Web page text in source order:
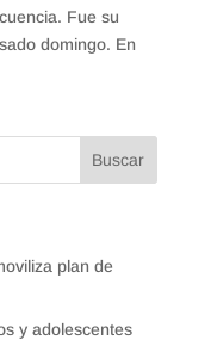
Fue su
domingo. En
plan de
y adolescentes